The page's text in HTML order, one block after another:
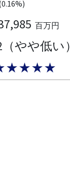
百万円
（やや低い）